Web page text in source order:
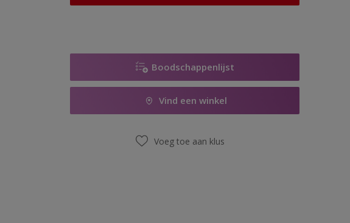
Boodschappenlijst
Vind een winkel
Voeg toe aan klus